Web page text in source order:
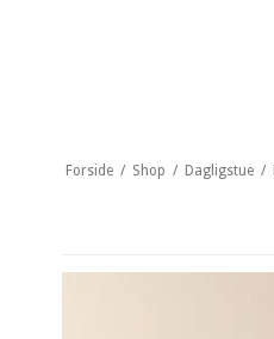
Forside / Shop / Dagligstue /